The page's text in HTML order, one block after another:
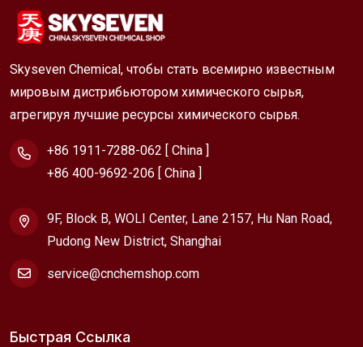
Skyseven Chemical, чтобы стать всемирно известным
мировым дистрибьютором химического сырья,
агрегируя лучшие ресурсы химического сырья.
+86 1911-7288-062 [ China ]
+86 400-9692-206 [ China ]
9F, Block B, WOLI Center, Lane 2157, Hu Nan Road,
Pudong New District, Shanghai
service@cnchemshop.com
Быстрая Ссылка